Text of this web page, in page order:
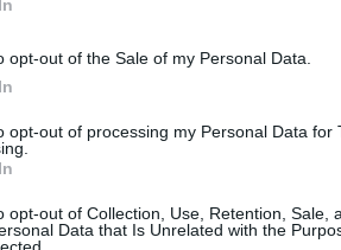
opt-out of the Sale of my Personal Data.
opt-out of processing my Personal Data for
opt-out of Collection, Use, Retention, Sale,
Data that Is Unrelated with the
z zadnjega SP, ki pa v
Finci imajo po treh